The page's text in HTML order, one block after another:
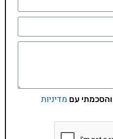
עם מדיניות